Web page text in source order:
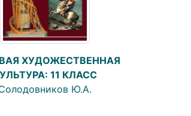
ХУДОЖЕСТВЕННАЯ
11 КЛАСС
Ю.А.